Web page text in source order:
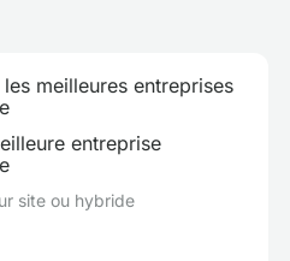
meilleures entreprises
entreprise
site ou hybride